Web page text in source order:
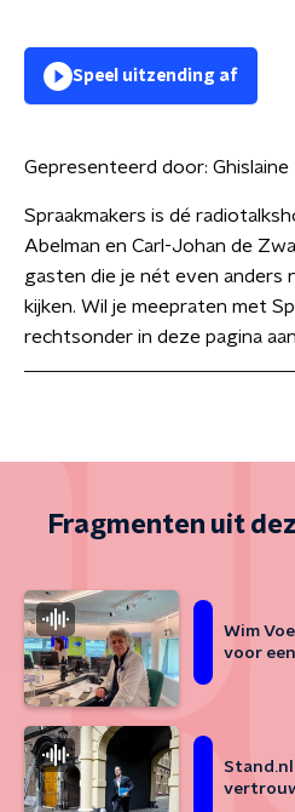
Speel uitzending af
Gepresenteerd door: Ghislaine
Spraakmakers is dé
Abelman en Carl-Johan de
gasten die je nét even anders
kijken. Wil je meepraten met
rechtsonder in deze pagina
Fragmenten uit
Wim
voor